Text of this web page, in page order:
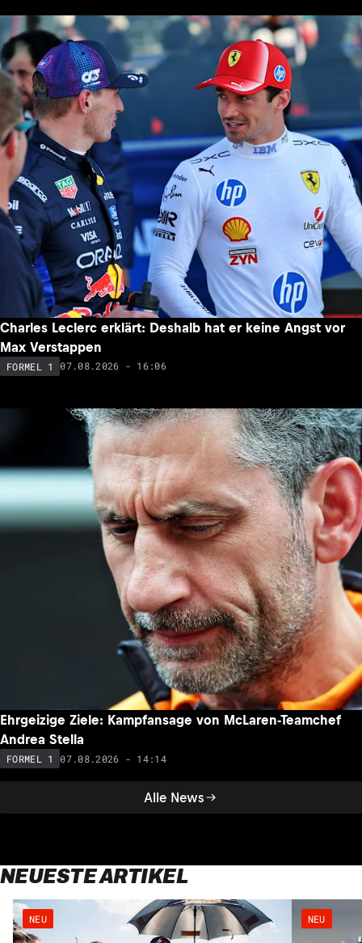
Alle News
Charles Leclerc erklärt: Deshalb hat er keine Angst vor
Max Verstappen
FORMEL 1 07.08.2026 - 16:06
Ehrgeizige Ziele: Kampfansage von McLaren-Teamchef
Andrea Stella
FORMEL 1 07.08.2026 - 14:14
NEUESTE ARTIKEL
NEU NEU